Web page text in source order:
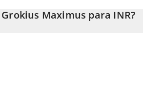
de Grokius Maximus no campo
(INR).
Maximus para INR?